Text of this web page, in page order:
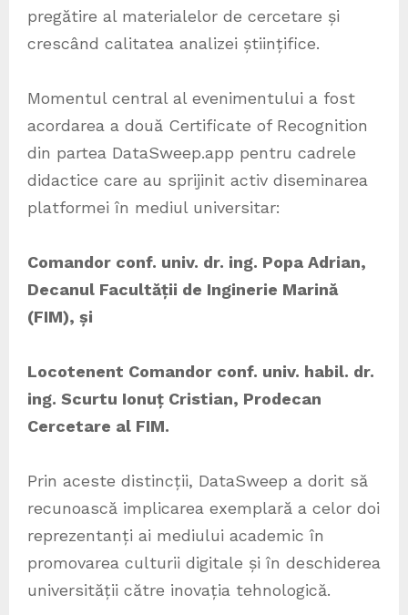
pregătire al materialelor de cercetare și
crescând calitatea analizei științifice.
Momentul central al evenimentului a fost
acordarea a două Certificate of Recognition
din partea DataSweep.app pentru cadrele
didactice care au sprijinit activ diseminarea
platformei în mediul universitar:
Comandor conf. univ. dr. ing. Popa Adrian,
Decanul Facultății de Inginerie Marină
(FIM), și
Locotenent Comandor conf. univ. habil. dr.
ing. Scurtu Ionuț Cristian, Prodecan
Cercetare al FIM.
Prin aceste distincții, DataSweep a dorit să
recunoască implicarea exemplară a celor doi
reprezentanți ai mediului academic în
promovarea culturii digitale și în deschiderea
universității către inovația tehnologică.